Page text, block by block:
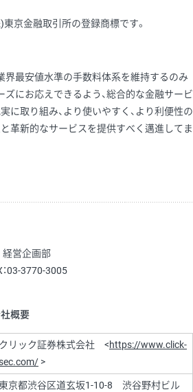
東京金融取引所の登録商標です。
界最安値水準の手数料体系を維持するのみ
ズにお応えできるよう、総合的な金融サービ
に取り組み、より使いやすく、より利便性の
革新的なサービスを提供すべく邁進してま
営企画部
03-3770-3005
概要
クリック証券株式会社 <https://www.click-
>
東京都渋谷区道玄坂1-10-8 渋谷野村ビル